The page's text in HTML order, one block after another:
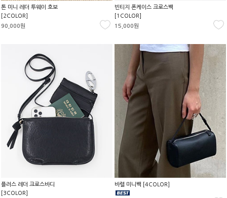
톤 미니 레더 투웨이 호보
[2COLOR]
90,000원
빈티지 폰케이스 크로스백
[1COLOR]
15,000원
플러스 레더 크로스바디
[3COLOR]
바렐 미니백 [4COLOR]